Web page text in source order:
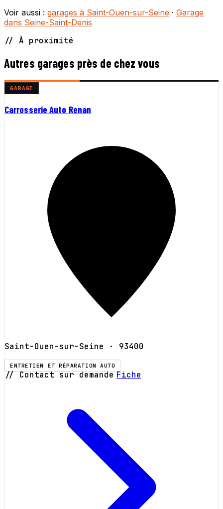
Voir aussi : garages à Saint-Ouen-sur-Seine · Garage
dans Seine-Saint-Denis
// À proximité
Autres garages près de chez vous
GARAGE
Carrosserie Auto Renan
Saint-Ouen-sur-Seine · 93400
ENTRETIEN ET RÉPARATION AUTO
// Contact sur demande Fiche